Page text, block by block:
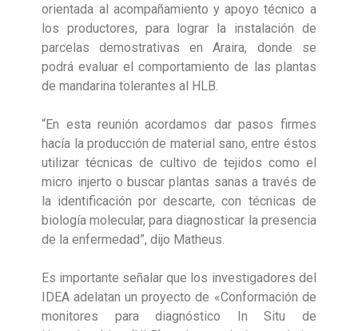
orientada al acompañamiento y apoyo técnico a
los productores, para lograr la instalación de
parcelas demostrativas en Araira, donde se
podrá evaluar el comportamiento de las plantas
de mandarina tolerantes al HLB.
“En esta reunión acordamos dar pasos firmes
hacía la producción de material sano, entre éstos
utilizar técnicas de cultivo de tejidos como el
micro injerto o buscar plantas sanas a través de
la identificación por descarte, con técnicas de
biología molecular, para diagnosticar la presencia
de la enfermedad”, dijo Matheus.
Es importante señalar que los investigadores del
IDEA adelatan un proyecto de «Conformación de
monitores para diagnóstico In Situ de